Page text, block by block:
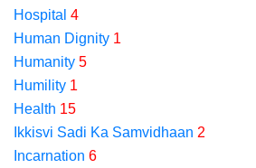
Hospital 4
Human Dignity 1
Humanity 5
Humility 1
Health 15
Ikkisvi Sadi Ka Samvidhaan 2
Incarnation 6